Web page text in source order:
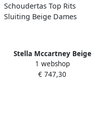
Stella Mccartney Beige
Schoudertas Top Rits
Sluiting Beige Dames
1 webshop
€ 747,30